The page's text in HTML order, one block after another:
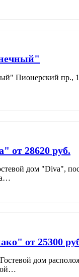
Пионерский пр.,
от 28620 руб.
дом "Diva",
…
от 25300
дом
…